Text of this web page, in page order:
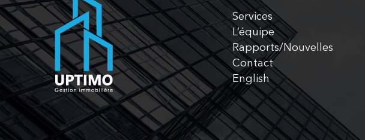
Services
L’équipe
Rapports/Nouvelles
Contact
English